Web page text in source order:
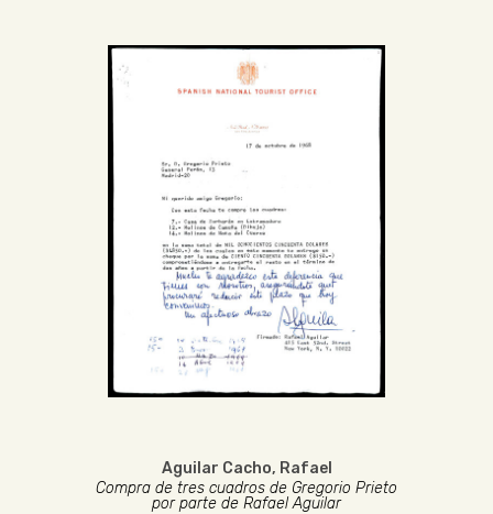
Aguilar Cacho, Rafael
Compra de tres cuadros de Gregorio Prieto
por parte de Rafael Aguilar